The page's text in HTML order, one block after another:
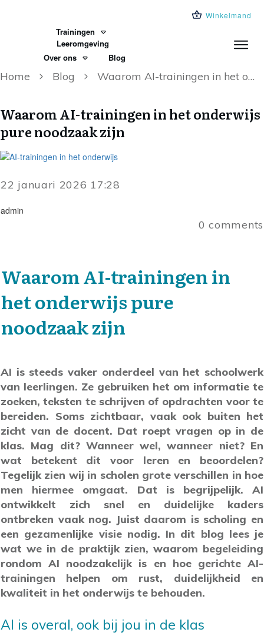
Winkelmand
Trainingen
Leeromgeving
Over ons
Blog
Home Blog Waarom AI-trainingen in het onderwijs pure noodzaak zijn
Waarom AI-trainingen in het onderwijs
pure noodzaak zijn
22 januari 2026 17:28
admin
0 comments
Waarom AI-trainingen in
het onderwijs pure
noodzaak zijn
AI is steeds vaker onderdeel van het schoolwerk
van leerlingen. Ze gebruiken het om informatie te
zoeken, teksten te schrijven of opdrachten voor te
bereiden. Soms zichtbaar, vaak ook buiten het
zicht van de docent. Dat roept vragen op in de
klas. Mag dit? Wanneer wel, wanneer niet? En
wat betekent dit voor leren en beoordelen?
Tegelijk zien wij in scholen grote verschillen in hoe
men hiermee omgaat. Dat is begrijpelijk. AI
ontwikkelt zich snel en duidelijke kaders
ontbreken vaak nog. Juist daarom is scholing en
een gezamenlijke visie nodig. In dit blog lees je
wat we in de praktijk zien, waarom begeleiding
rondom AI noodzakelijk is en hoe gerichte AI-
trainingen helpen om rust, duidelijkheid en
kwaliteit in het onderwijs te behouden.
AI is overal, ook bij jou in de klas